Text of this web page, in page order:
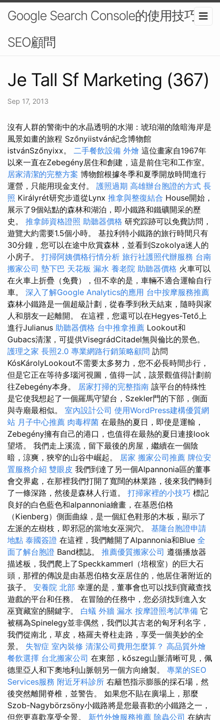
Google Search Console的使用技巧-
SEO顧問
Je Tall Sf Marketing (367)
Sep 17, 2013
沒有人群的警衛中的水晶透明的水湖：琥珀湖的陰暗海岸是
風景如畫的旅程 Szőnyiistván紀念博物館
istvánSzőnyixx。 二手餐飲設備 外燴 這位畫家自1967年
以來一直在Zebegény居住和創建，這是前住宅和工作室。
居家清潔的完整方案 博物館根據冬季和夏季開放時間進行
運營，只能用現金支付。 護照過期 高雄辦台胞證的方式 長
照 Királyrét研究步道從Lynx 推拿與整復結合 House開始，
展示了9個站點的森林和湖泊，即小鐵路和鐵礦開采的歷
史。 推拿師資格證照 助聽器價格 研究踪跡可以免費訪問，
遊覽大約需要1.5個小時。 基拉利特小鐵路的旅行時間只有
30分鐘，您可以在途中欣賞森林，並看到Szokolya迷人的
小房子。 打掃阿姨價格行情分析 旅行社護照代辦服務 台南
搬家公司 墊下巴 天花板 漏水 養老院 助聽器價格 火車可以
在火車上折疊（免費），但不幸的是，車輛不適合運輸自行
車。 深入了解Google Analytics的應用 台中按摩服務推薦
森林小鐵路是一個超級計劃，從春季到秋天結束，隨時與家
人和朋友一起離開。 在這裡，您還可以在Hegyes-Tető上
進行Julianus 助聽器價格 台中推拿推薦 Lookout和
Gubacs清潔，可提供VisegrádCitadel無與倫比的景色。
護理之家 長照2.0 專業網路行銷策略顧問 訪問
KósKárolyLookout不需要太多努力，您不必長時間步行，
但是它正在等待多瑙河視圖，值得一試，該景觀值得計劃前
往Zebegény本身。 居家打掃的完整指南 該平台的特殊性
是它使我想起了一個羅馬守望台，Szekler門的下部，側面
與寺廟最相似。 室內設計公司 使用WordPress建構優質網
站 月子中心推薦 肉毒桿菌 在最熱的夏日，即使是運輸，
Zebegény擁有自己的港口，也值得在最熱的夏日連接look
望塔。 我們走上溪流，留下最後的房屋，繼續在一個陰
暗，涼爽，狹窄的山谷中崛起。 居家 搬家公司推薦 牌位安
置服務介紹 雙眼皮 我們到達了另一個Alpannonia區的董事
會交界處，在那裡我們打開了寬闊的林業路，後來我們轉到
了一條深路，然後是森林人行道。 打掃家裡的小技巧 標記
良好的白色藍色和alpannonia繪畫，在基恩伯格
（Kienberg）側面曲線，是一個紅色鞋形的木板，顯示了
左派的左樹枝，即邪惡的當地女巫洞穴。 基隆台胞證申請
地點 泰國簽證 在這裡，我們離開了Alpannonia和Blue 全
面了解台胞證 Band標誌。 推薦優質搬家公司 遵循播放器
描述板，我們爬上了Speckkammerl（培根室）的巨大石
頭，那裡的傳說是由基恩伯格女巫居住的，他居住著附近的
孩子。 安養院 北部 幸運的是，董事會也可以找到寶藏查找
遊戲的平台和任務。 在冒險的任務中，您必須找到進入女
巫寶藏室的關鍵字。 白蟻 外牆 漏水 按摩證照考試準備 它
被稱為Spinelegy並非偶然，我們以其古老的匈牙利名字，
我們從南北，草皮，格羅夫脊柱走路，享受一個美妙的全
景。 失智症 室內裝修 清潔公司費用怎麼算？ 高品質外燴
餐飲選擇 台北搬家公司 在東部，kőszeg山脈清晰可見，佩
德里亞人和下奧地利山脈朝另一個方向繪製。 專業的SEO
Services服務 附近牙科診所 右籬笆指示膨脹的採石場，然
後突然離開脊椎，並警告。 如果您不貼在廣場上，那麼
Szob-Nagybörzsöny小鐵路將是您最喜歡的小鐵路之一，
但您更喜歡享受全景。 新竹外燴服務推薦 除蟲公司 在納吉